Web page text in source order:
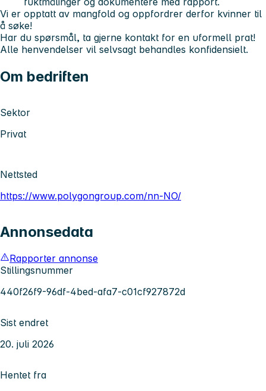
Vi er opptatt av mangfold og oppfordrer derfor kvinner til
å søke!
Har du spørsmål, ta gjerne kontakt for en uformell prat!
Alle henvendelser vil selvsagt behandles konfidensielt.
Om bedriften
Sektor
Privat
Nettsted
https://www.polygongroup.com/nn-NO/
Annonsedata
Rapporter annonse
Stillingsnummer
440f26f9-96df-4bed-afa7-c01cf927872d
Sist endret
20. juli 2026
Hentet fra